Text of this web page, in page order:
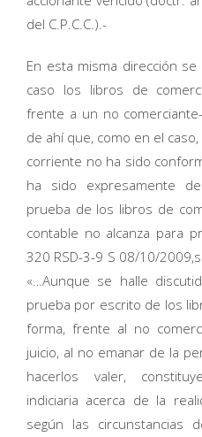
del C.P.C.C.).-
En esta misma dirección
caso los libros de
frente a un no
de ahí que, como en el
corriente no ha sido
ha sido expresamente
prueba de los libros de
contable no alcanza para
320 RSD-3-9 S 08/10/
«…Aunque se halle
prueba por escrito de los
forma, frente al no
juicio, al no emanar de la
hacerlos valer,
indiciaria acerca de la
según las circunstancias